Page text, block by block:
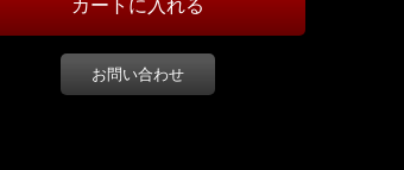
お問い合わせ